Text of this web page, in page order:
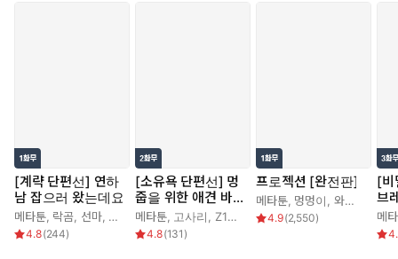
[계략 단편선] 연하
남 잡으러 왔는데요
메타툰, 락곰 선마, 연폭
4.8(244)
[소유욕 단편선] 멍
줍을 위한 애견 바
이블
메타툰, 고사리 Z1NE 감염컴
4.8(131 )
프로젝션 [완전판]
메타툰, 멍멍이 와비 이은규
4.9(2,550)
[비
브
메